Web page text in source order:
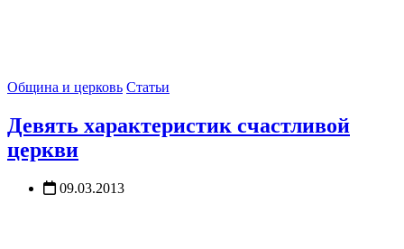
Община и церковь Статьи
Девять характеристик счастливой
церкви
09.03.2013